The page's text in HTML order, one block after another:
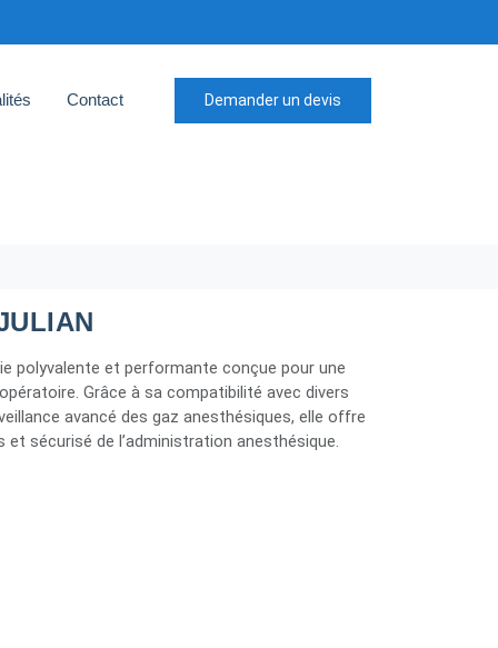
Contact Demander un devis
polyvalente et performante conçue pour une
Grâce à sa compatibilité avec divers
avancé des gaz anesthésiques, elle offre
sécurisé de l’administration anesthésique.